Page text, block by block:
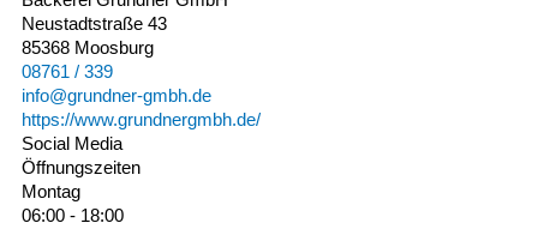
Neustadtstraße 43
85368 Moosburg
08761 / 339
info@grundner-gmbh.de
https://www.grundnergmbh.de/
Social Media
Öffnungszeiten
Montag
06:00 - 18:00